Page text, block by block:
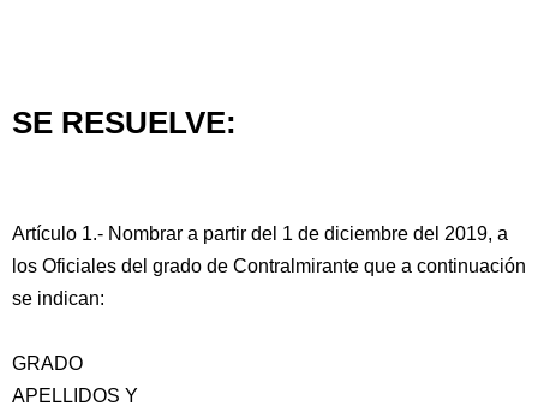
SE RESUELVE:
Artículo 1.- Nombrar a partir del 1 de diciembre del 2019, a
los Oficiales del grado de Contralmirante que a continuación
se indican:
GRADO
APELLIDOS Y